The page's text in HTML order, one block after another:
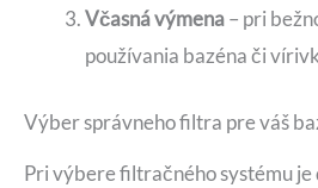
Včasná výmena– pri
používania bazéna či
Výber správneho filtra pre váš
Pri výbere filtračného systému